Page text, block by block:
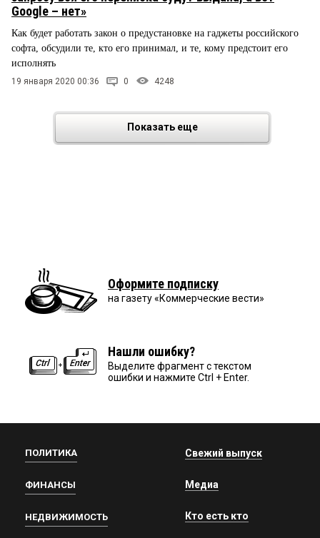
Google – нет»
Как будет работать закон о предустановке на гаджеты российского
софта, обсудили те, кто его принимал, и те, кому предстоит его
исполнять
19 января 2020 00:36 0 4248
Показать еще
Оформите подписку
на газету «Коммерческие вести»
Нашли ошибку?
Выделите фрагмент с текстом
ошибки и нажмите Ctrl + Enter.
ПОЛИТИКА
ФИНАНСЫ
НЕДВИЖИМОСТЬ
Свежий выпуск
Медиа
Кто есть кто